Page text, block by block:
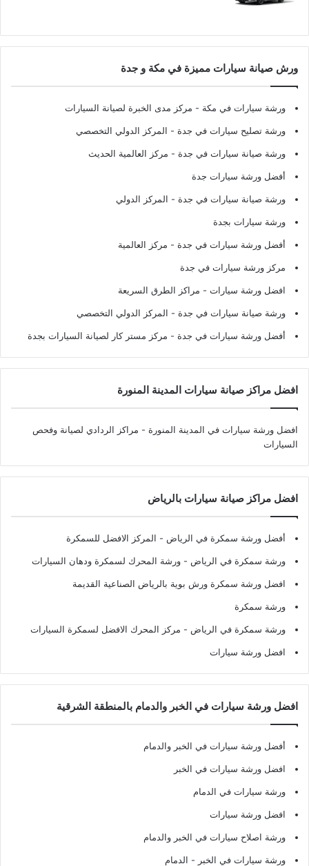
ورش صيانة سيارات مميزة في مكة و جدة
ورشة سيارات في مكة - مركز مدى الخبرة لصيانة السيارات
ورشة تصليح سيارات في جدة - المركز الدولي التخصصي
ورشة صيانة سيارات في جدة - مركز العالمية الحديث
أفضل ورشة سيارات جدة
ورشة صيانة سيارات في جدة - المركز الدولي
ورشة سيارات بجدة
أفضل ورشة سيارات في جدة - مركز العالمية
مركز ورشة سيارات في جدة
افضل ورشة سيارات - مراكز الطرق السريعة
ورشة صيانة سيارات في جدة - المركز الدولي التخصصي
أفضل ورشة سيارات في جدة - مركز مستر كار لصيانة السيارات بجدة
افضل مراكز صيانة سيارات المدينة المنورة
افضل ورشة سيارات في المدينة المنورة - مراكز الردادي لصيانة وفحص
السيارات
افضل مراكز صيانة سيارات بالرياض
أفضل ورشة سمكرة في الرياض - المركز الافضل للسمكرة
ورشة سمكرة في الرياض - ورشة المحرك لسمكرة ودهان السيارات
افضل ورشة سمكرة ورش بوية بالرياض الصناعية القديمة
ورشة سمكرة
ورشة سمكرة في الرياض - مركز المحرك الافضل لسمكرة السيارات
افضل ورشة سيارات
افضل ورشة سيارات في الخبر والدمام بالمنطقة الشرقية
أفضل ورشة سيارات في الخبر والدمام
افضل ورشة سيارات في الخبر
ورشة سيارات في الدمام
افضل ورشة سيارات
ورشة اصلاح سيارات في الخبر والدمام
ورشة سيارات في الخبر - الدمام